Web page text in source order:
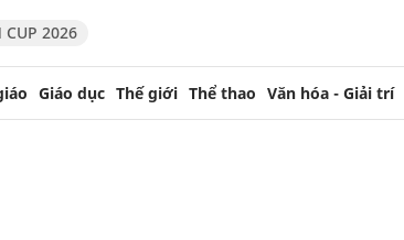
CUP 2026
Giáo dục Thế giới Thể thao Văn hóa - Giải trí